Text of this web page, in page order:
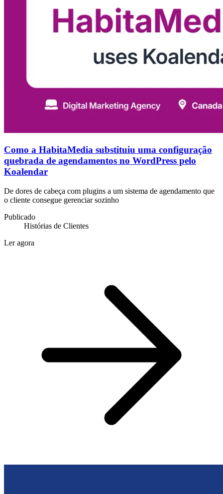
Como a HabitaMedia substituiu uma configuração
quebrada de agendamentos no WordPress pelo
Koalendar
De dores de cabeça com plugins a um sistema de agendamento que
o cliente consegue gerenciar sozinho
Publicado
Histórias de Clientes
Ler agora